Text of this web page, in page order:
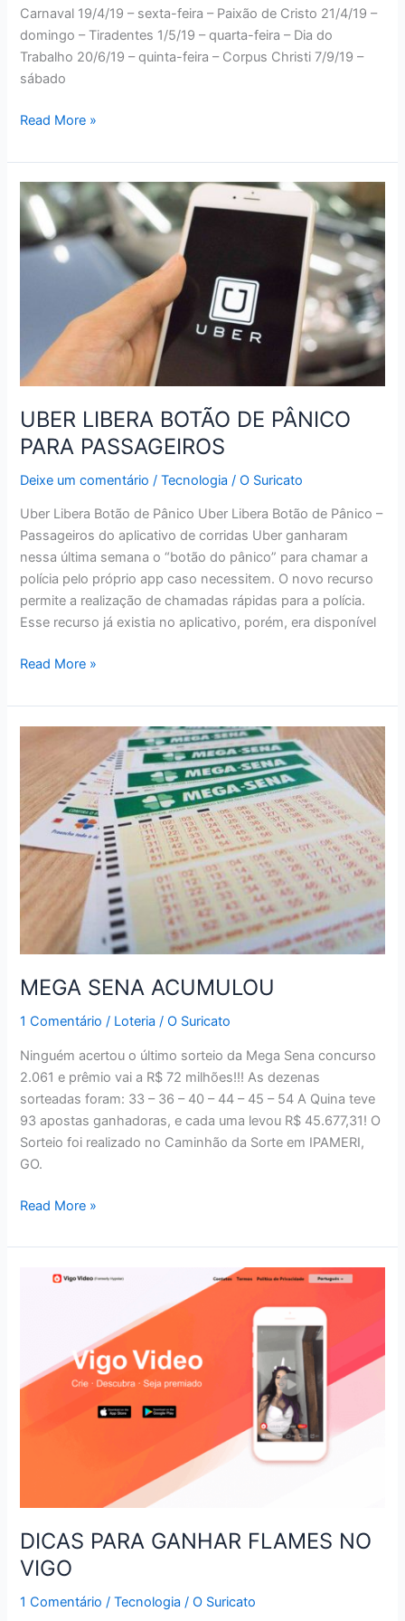
Carnaval 19/4/19 – sexta-feira – Paixão de Cristo 21/4/19 –
domingo – Tiradentes 1/5/19 – quarta-feira – Dia do
Trabalho 20/6/19 – quinta-feira – Corpus Christi 7/9/19 –
sábado
FERIADOS
DE
2019
Read More »
UBER LIBERA BOTÃO DE PÂNICO
PARA PASSAGEIROS
Deixe um comentário /Tecnologia /O Suricato
Uber Libera Botão de Pânico Uber Libera Botão de Pânico –
Passageiros do aplicativo de corridas Uber ganharam
nessa última semana o “botão do pânico” para chamar a
polícia pelo próprio app caso necessitem. O novo recurso
permite a realização de chamadas rápidas para a polícia.
Esse recurso já existia no aplicativo, porém, era disponível
UBER
BOTÃO
DE
PASSAGEIROS
Read More »
MEGA SENA ACUMULOU
1 Comentário / Loteria /O Suricato
Ninguém acertou o último sorteio da Mega Sena concurso
2.061 e prêmio vai a R$ 72 milhões!!! As dezenas
sorteadas foram: 33 – 36 – 40 – 44 – 45 – 54 A Quina teve
93 apostas ganhadoras, e cada uma levou R$ 45.677,31! O
Sorteio foi realizado no Caminhão da Sorte em IPAMERI,
GO.
MEGA
ACUMULOU
Read More »
DICAS PARA GANHAR FLAMES NO
VIGO
1 Comentário /Tecnologia /O Suricato